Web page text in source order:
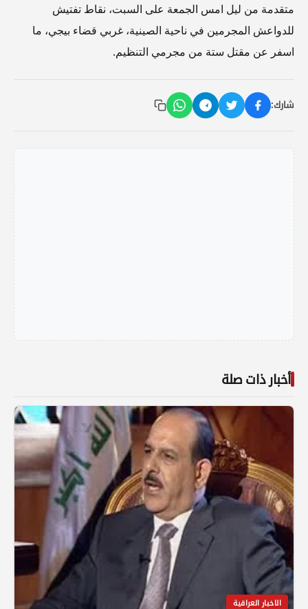
متقدمة من ليل امس الجمعة على السبت، نقاط تفتيش
للدواعش المجرمين في ناحية الصينية، غربي قضاء بيجي، ما
اسفر عن مقتل ستة من مجرمي التنظيم.
شارك:
أخبار ذات صلة
الاخبار العراقية